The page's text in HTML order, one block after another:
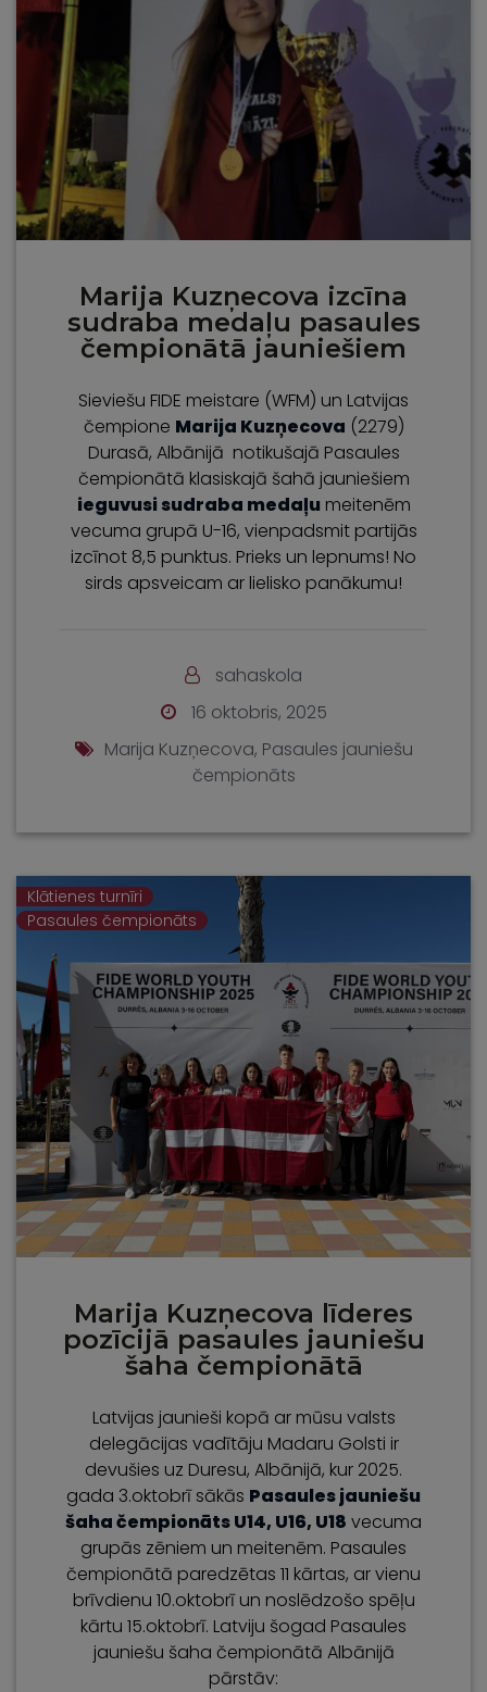
Marija Kuzņecova izcīna
sudraba medaļu pasaules
čempionātā jauniešiem
Sieviešu FIDE meistare (WFM) un Latvijas
čempione Marija Kuzņecova (2279)
Durasā, Albānijā notikušajā Pasaules
čempionātā klasiskajā šahā jauniešiem
ieguvusi sudraba medaļumeitenēm
vecuma grupā U-16, vienpadsmit partijās
izcīnot 8,5 punktus. Prieks un lepnums! No
sirds apsveicam ar lielisko panākumu!
sahaskola
16 oktobris, 2025
Marija Kuzņecova, Pasaules jauniešu
čempionāts
Klātienes turnīri
Pasaules čempionāts
Marija Kuzņecova līderes
pozīcijā pasaules jauniešu
šaha čempionātā
Latvijas jaunieši kopā ar mūsu valsts
delegācijas vadītāju Madaru Golsti ir
devušies uz Duresu, Albānijā, kur 2025.
gada 3.oktobrī sākās Pasaules jauniešu
šaha čempionāts U14, U16, U18 vecuma
grupās zēniem un meitenēm. Pasaules
čempionātā paredzētas 11 kārtas, ar vienu
brīvdienu 10.oktobrī un noslēdzošo spēļu
kārtu 15.oktobrī. Latviju šogad Pasaules
jauniešu šaha čempionātā Albānijā
pārstāv: